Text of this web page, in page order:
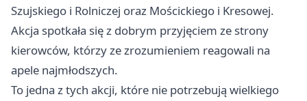
Szujskiego i Rolniczej oraz Mościckiego i Kresowej.
Akcja spotkała się z dobrym przyjęciem ze strony
kierowców, którzy ze zrozumieniem reagowali na
apele najmłodszych.
To jedna z tych akcji, które nie potrzebują wielkiego